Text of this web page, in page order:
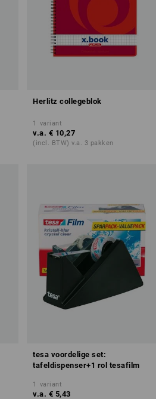
Herlitz collegeblok
1 variant
v.a. € 10,27
(incl. BTW) v.a. 3 pakken
tesa voordelige set:
tafeldispenser+1 rol tesafilm
1 variant
v.a. € 5,43